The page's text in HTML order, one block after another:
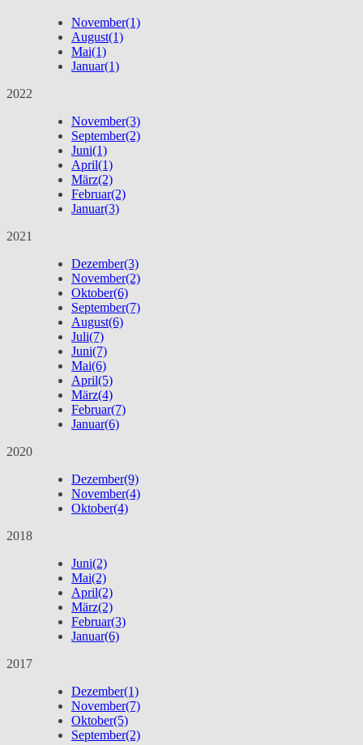
November(1)
August(1)
Mai(1)
Januar(1)
2022
November(3)
September(2)
Juni(1)
April(1)
März(2)
Februar(2)
Januar(3)
2021
Dezember(3)
November(2)
Oktober(6)
September(7)
August(6)
Juli(7)
Juni(7)
Mai(6)
April(5)
März(4)
Februar(7)
Januar(6)
2020
Dezember(9)
November(4)
Oktober(4)
2018
Juni(2)
Mai(2)
April(2)
März(2)
Februar(3)
Januar(6)
2017
Dezember(1)
November(7)
Oktober(5)
September(2)